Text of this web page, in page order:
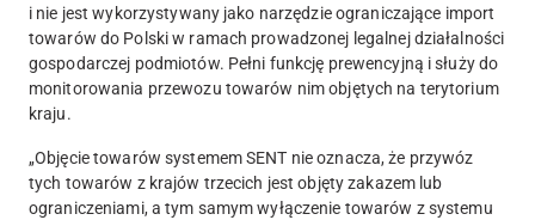
i nie jest wykorzystywany jako narzędzie ograniczające import
towarów do Polski w ramach prowadzonej legalnej działalności
gospodarczej podmiotów. Pełni funkcję prewencyjną i służy do
monitorowania przewozu towarów nim objętych na terytorium
kraju.
„Objęcie towarów systemem SENT nie oznacza, że przywóz
tych towarów z krajów trzecich jest objęty zakazem lub
ograniczeniami, a tym samym wyłączenie towarów z systemu